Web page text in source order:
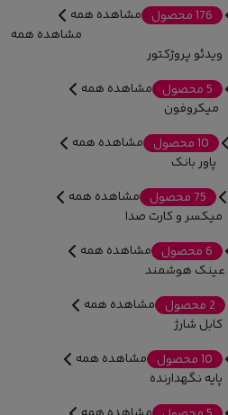
176 محصول
مشاهده همه
مشاهده همه
ویدئو پروژکتور
5 محصول
مشاهده همه
میکروفون
10 محصول
مشاهده همه
پاور بانک
75 محصول
مشاهده همه
میکسر و کارت صدا
6 محصول
مشاهده همه
عینک هوشمند
2 محصول
مشاهده همه
کابل شارژ
10 محصول
مشاهده همه
پایه نگهدارنده